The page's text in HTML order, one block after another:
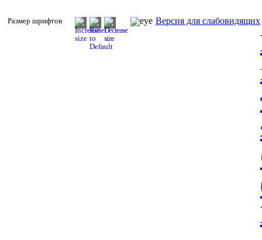
Размер шрифтов Версия для слабовидящих